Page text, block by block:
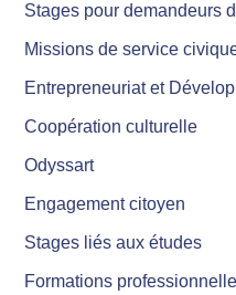
Stages pour demandeurs
Missions de service
Entrepreneuriat et
Coopération culturelle
Odyssart
Engagement citoyen
Stages liés aux études
Formations